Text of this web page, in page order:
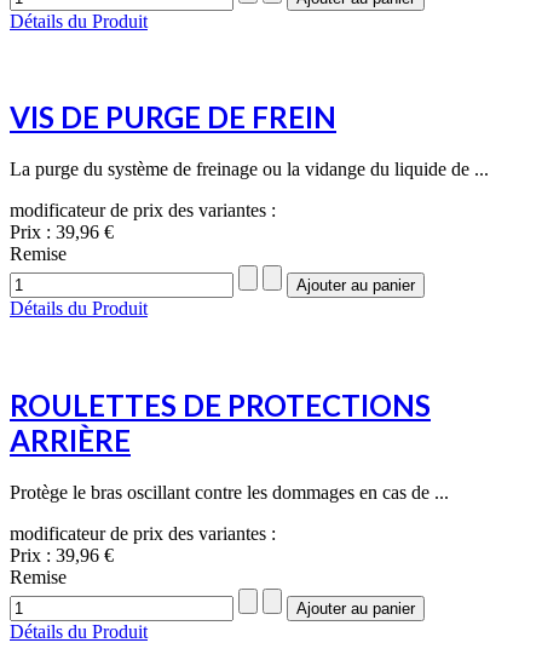
Détails du Produit
VIS DE PURGE DE FREIN
La purge du système de freinage ou la vidange du liquide de ...
modificateur de prix des variantes :
Prix : 39,96 €
Remise
Détails du Produit
ROULETTES DE PROTECTIONS
ARRIÈRE
Protège le bras oscillant contre les dommages en cas de ...
modificateur de prix des variantes :
Prix : 39,96 €
Remise
Détails du Produit